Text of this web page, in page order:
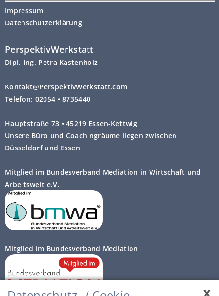
Impressum
Datenschutzerklärung
PerspektivWerkstatt
Dipl.-Ing. Petra Kastenholz
Kontakt@PerspektivWerkstatt.com
Telefon: 02054 • 8735440
Hauptstraße 73 • 45219 Essen-Kettwig
Unsere Büro und Coachingräume liegen zwischen
Düsseldorf und Essen
Mitglied im Bundesverband Mediation in Wirtschaft und
Arbeitswelt e.V.
Mitglied im Bundesverband Mediation
x